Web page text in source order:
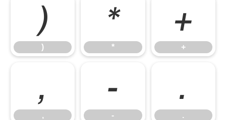
)
)
*
*
+
+
,
,
-
-
.
.